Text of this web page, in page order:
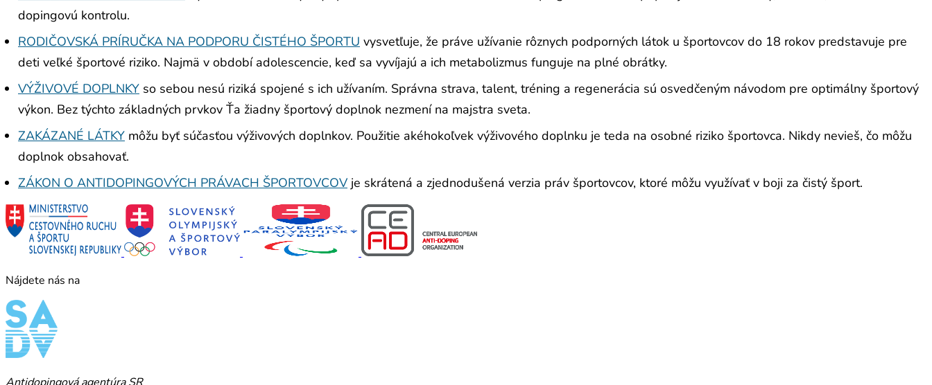
dopingovú kontrolu.
RODIČOVSKÁ PRÍRUČKA NA PODPORU ČISTÉHO ŠPORTU vysvetľuje, že práve užívanie rôznych podporných látok u športovcov do 18 rokov predstavuje pre
deti veľké športové riziko. Najmä v období adolescencie, keď sa vyvíjajú a ich metabolizmus funguje na plné obrátky.
VÝŽIVOVÉ DOPLNKY so sebou nesú riziká spojené s ich užívaním. Správna strava, talent, tréning a regenerácia sú osvedčeným návodom pre optimálny športový
výkon. Bez týchto základných prvkov Ťa žiadny športový doplnok nezmení na majstra sveta.
ZAKÁZANÉ LÁTKY môžu byť súčasťou výživových doplnkov. Použitie akéhokoľvek výživového doplnku je teda na osobné riziko športovca. Nikdy nevieš, čo môžu
doplnok obsahovať.
ZÁKON O ANTIDOPINGOVÝCH PRÁVACH ŠPORTOVCOV je skrátená a zjednodušená verzia práv športovcov, ktoré môžu využívať v boji za čistý šport.
Nájdete nás na